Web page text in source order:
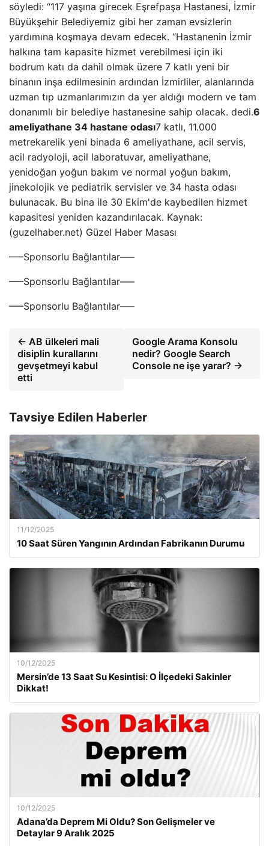
söyledi: “117 yaşına girecek Eşrefpaşa Hastanesi, İzmir
Büyükşehir Belediyemiz gibi her zaman evsizlerin
yardımına koşmaya devam edecek. “Hastanenin İzmir
halkına tam kapasite hizmet verebilmesi için iki
bodrum katı da dahil olmak üzere 7 katlı yeni bir
binanın inşa edilmesinin ardından İzmirliler, alanlarında
uzman tıp uzmanlarımızın da yer aldığı modern ve tam
donanımlı bir belediye hastanesine sahip olacak. dedi.6
ameliyathane 34 hastane odası7 katlı, 11.000
metrekarelik yeni binada 6 ameliyathane, acil servis,
acil radyoloji, acil laboratuvar, ameliyathane,
yenidoğan yoğun bakım ve normal yoğun bakım,
jinekolojik ve pediatrik servisler ve 34 hasta odası
bulunacak. Bu bina ile 30 Ekim'de kaybedilen hizmet
kapasitesi yeniden kazandırılacak. Kaynak:
(guzelhaber.net) Güzel Haber Masası
—–Sponsorlu Bağlantılar—–
—–Sponsorlu Bağlantılar—–
—–Sponsorlu Bağlantılar—–
← AB ülkeleri mali
disiplin kurallarını
gevşetmeyi kabul
etti
Google Arama Konsolu
nedir? Google Search
Console ne işe yarar? →
Tavsiye Edilen Haberler
11/12/2025
10 Saat Süren Yangının Ardından Fabrikanın Durumu
10/12/2025
Mersin’de 13 Saat Su Kesintisi: O İlçedeki Sakinler
Dikkat!
10/12/2025
Adana’da Deprem Mi Oldu? Son Gelişmeler ve
Detaylar 9 Aralık 2025